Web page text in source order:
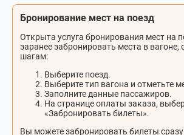
Бронирование мест на поезд
Открыта услуга бронирования мест на
заранее забронировать места в вагоне,
шагам:
Выберите поезд.
Выберите тип вагона и отметьте
Заполните данные пассажиров.
На странице оплаты заказа,
«Забронировать билеты».
Вы можете забронировать билеты